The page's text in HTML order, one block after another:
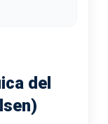
del